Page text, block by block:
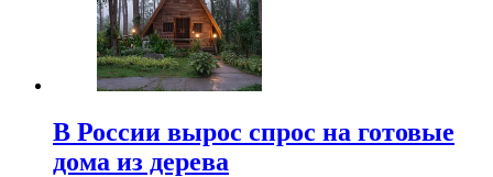
В России вырос спрос на готовые
дома из дерева